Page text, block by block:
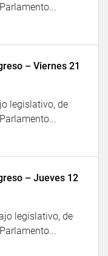
– Viernes 21
legislativo, de
– Jueves 12
legislativo, de